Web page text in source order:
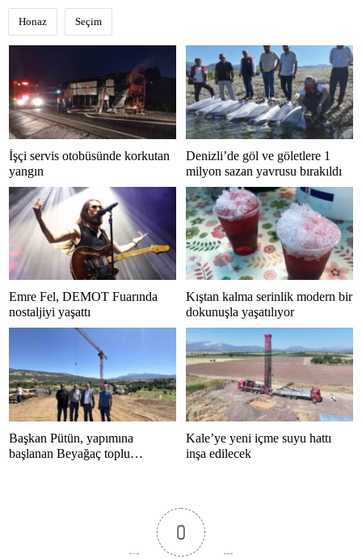
Honaz Seçim
İşçi servis otobüsünde korkutan
yangın
Denizli’de göl ve göletlere 1
milyon sazan yavrusu bırakıldı
Emre Fel, DEMOT Fuarında
nostaljiyi yaşattı
Kıştan kalma serinlik modern bir
dokunuşla yaşatılıyor
Başkan Pütün, yapımına
başlanan Beyağaç toplu
Kale’ye yeni içme suyu hattı
inşa edilecek
0